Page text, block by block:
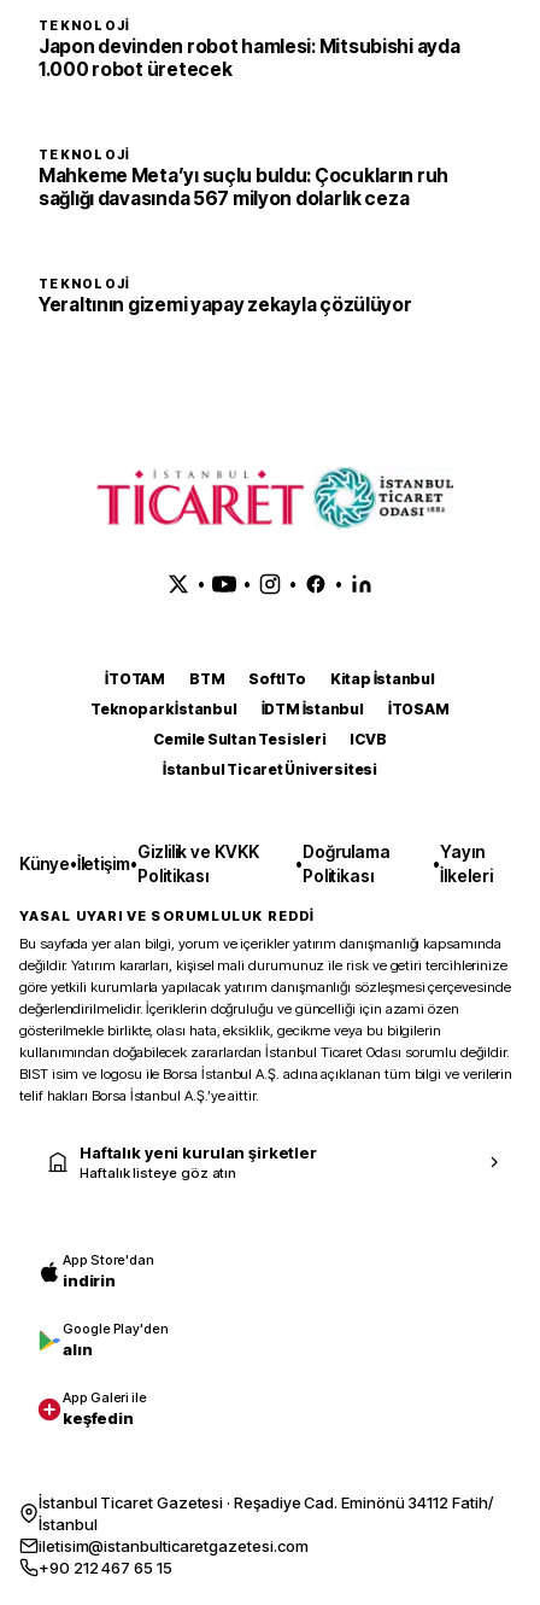
TEKNOLOJI
Japon devinden robot hamlesi: Mitsubishi ayda
1.000 robot üretecek
TEKNOLOJI
Mahkeme Meta’yı suçlu buldu: Çocukların ruh
sağlığı davasında 567 milyon dolarlık ceza
TEKNOLOJI
Yeraltının gizemi yapay zekayla çözülüyor
• • • •
İTOTAM BTM SoftITo
Kitap İstanbul
Teknopark İstanbul
İDTM İstanbul
İTOSAM
Cemile Sultan Tesisleri
ICVB
İstanbul Ticaret Üniversitesi
Künye•İletişim•
Gizlilik ve KVKK
Politikası
•
Doğrulama
Politikası
•
Yayın
İlkeleri
YASAL UYARI VE SORUMLULUK REDDİ
Bu sayfada yer alan bilgi, yorum ve içerikler yatırım danışmanlığı kapsamında
değildir. Yatırım kararları, kişisel mali durumunuz ile risk ve getiri tercihlerinize
göre yetkili kurumlarla yapılacak yatırım danışmanlığı sözleşmesi çerçevesinde
değerlendirilmelidir. İçeriklerin doğruluğu ve güncelliği için azami özen
gösterilmekle birlikte, olası hata, eksiklik, gecikme veya bu bilgilerin
kullanımından doğabilecek zararlardan İstanbul Ticaret Odası sorumlu değildir.
BIST isim ve logosu ile Borsa İstanbul A.Ş. adına açıklanan tüm bilgi ve verilerin
telif hakları Borsa İstanbul A.Ş.’ye aittir.
Haftalık yeni kurulan şirketler
Haftalık listeye göz atın
App Store'dan
indirin
Google Play'den
alın
App Galeri ile
keşfedin
İstanbul Ticaret Gazetesi · Reşadiye Cad. Eminönü 34112 Fatih/
İstanbul
iletisim@istanbulticaretgazetesi.com
+90 212 467 65 15